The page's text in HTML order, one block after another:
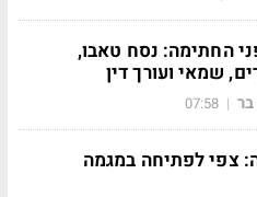
החתימה: נסח טאבו,
שמאי ועורך דין
|
07:58
צפי לפתיחה במגמה